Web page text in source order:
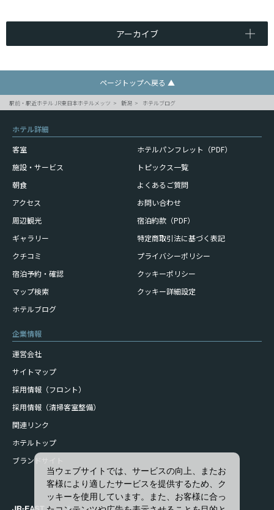
アーカイブ
ページトップへ戻る ▲
駅前・駅近ホテル JR東日本ホテルメッツ 新潟 ホテルブログ
ホテル詳細
客室
施設・サービス
朝食
アクセス
周辺観光
ギャラリー
クチコミ
宿泊予約・確認
マップ検索
ホテルブログ
ホテルパンフレット（PDF）
トピックス一覧
よくあるご質問
お問い合わせ
宿泊約款（PDF）
特定商取引法に基づく表記
プライバシーポリシー
クッキーポリシー
クッキー詳細設定
企業情報
運営会社
サイトマップ
採用情報（フロント）
採用情報（清掃客室整備）
関連リンク
ホテルトップ
ブランドサイト
当ウェブサイトでは、サービスの向上、またお
客様により適したサービスを提供するため、ク
ッキーを使用しています。また、お客様に合っ